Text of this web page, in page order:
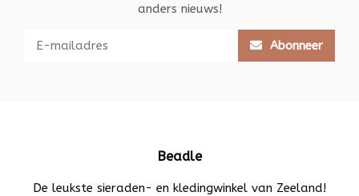
anders nieuws!
Abonneer
Beadle
De leukste sieraden- en kledingwinkel van Zeeland!